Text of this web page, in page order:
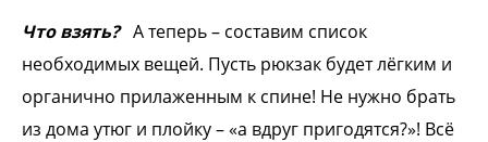
Что взять? А теперь – составим список
необходимых вещей. Пусть рюкзак будет лёгким и
органично прилаженным к спине! Не нужно брать
из дома утюг и плойку – «а вдруг пригодятся?»! Всё